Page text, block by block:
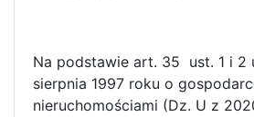
Na podstawie art. 35 ust. 1 i 2
sierpnia 1997 roku o
nieruchomościami (Dz. U z